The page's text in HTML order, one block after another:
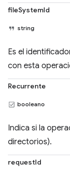
fileSystemId
string
Es el
con esta
Recurrente
booleano
Indica si la
directorios).
requestId